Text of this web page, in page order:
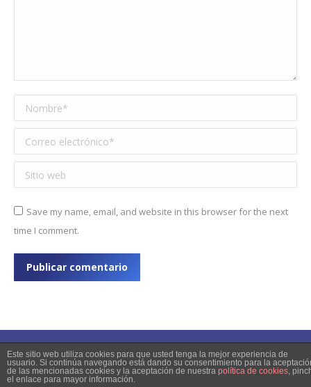
Nombre *
Correo electrónico *
Sitio web
Save my name, email, and website in this browser for the next
time I comment.
Publicar comentario
© 2023 Copyright
Este sitio web utiliza cookies para que usted tenga la mejor experiencia de
usuario. Si continúa navegando está dando su consentimiento para la
de las mencionadas cookies y la aceptación de nuestra política de cookies,
el enlace para mayor información.